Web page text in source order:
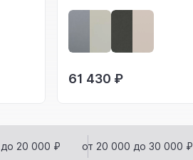
61 430 ₽
до 20 000 ₽ от 20 000 до 30 000 ₽